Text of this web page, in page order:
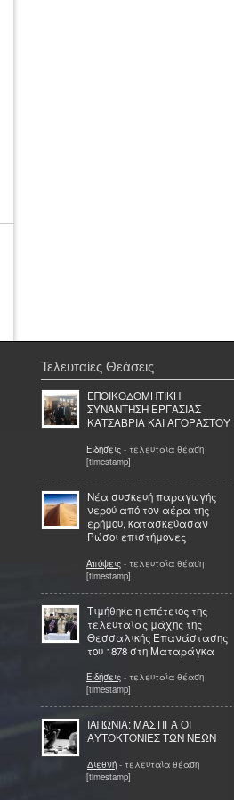
Τελευταίες Θεάσεις
ΕΠΟΙΚΟΔΟΜΗΤΙΚΗ
ΣΥΝΑΝΤΗΣΗ ΕΡΓΑΣΙΑΣ
ΚΑΤΣΑΒΡΙΑ ΚΑΙ ΑΓΟΡΑΣΤΟΥ
Ειδήσεις - τελευταία θέαση
[timestamp]
Νέα συσκευή παραγωγής
νερού από τον αέρα της
ερήμου, κατασκεύασαν
Ρώσοι επιστήμονες
Απόψεις - τελευταία θέαση
[timestamp]
Τιμήθηκε η επέτειος της
τελευταίας μάχης της
Θεσσαλικής Επανάστασης
του 1878 στη Ματαράγκα
Ειδήσεις - τελευταία θέαση
[timestamp]
ΙΑΠΩΝΙΑ: ΜΑΣΤΙΓΑ ΟΙ
ΑΥΤΟΚΤΟΝΙΕΣ ΤΩΝ ΝΕΩΝ
Διεθνή - τελευταία θέαση
[timestamp]